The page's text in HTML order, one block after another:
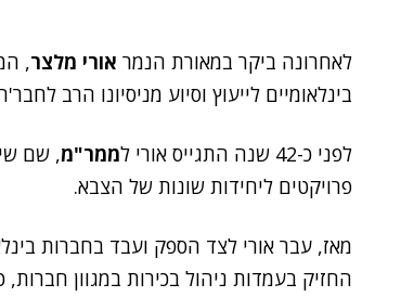
לאחרונה ביקר במאורת הנמר אורי מלצר,
בינלאומיים לייעוץ וסיוע מניסיונו הרב
לפני כ-42 שנה התגייס אורי ל ממר"מ
פרויקטים ליחידות שונות של הצבא.
מאז, עבר אורי לצד הספק ועבד בחברות
החזיק בעמדות ניהול בכירות במגוון חברות,